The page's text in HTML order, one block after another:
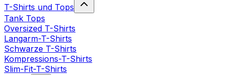
T-Shirts und Tops
Tank Tops
Oversized T-Shirts
Langarm-T-Shirts
Schwarze T-Shirts
Kompressions-T-Shirts
Slim-Fit-T-Shirts